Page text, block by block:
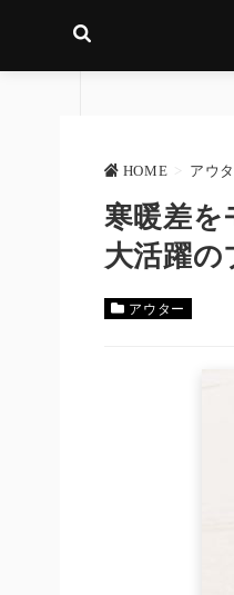
HOME アウ
寒暖差を
大活躍の
アウター